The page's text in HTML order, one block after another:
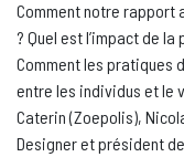
Comment notre rapport
? Quel est l’impact de
Comment les pratiques
entre les individus et le
Caterin (Zoepolis),
Designer et président